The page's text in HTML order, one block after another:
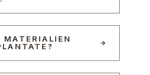
MATERIALIEN